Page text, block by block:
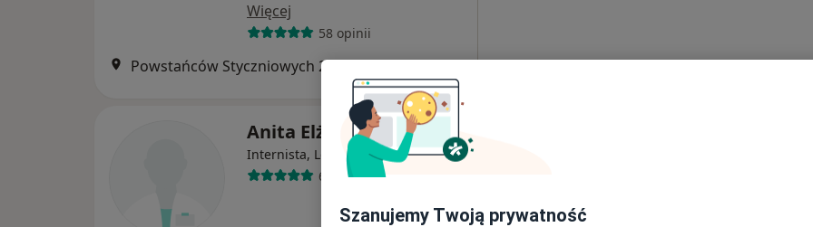
Więcej
58 opinii
Powstańców Styczniowych 2/98, Konin•Mapa
Anita Elżbieta Małas
Internista, Lekarz rodzinny
6 opinii
Umawianie online nie jest dostępne
Szanujemy Twoją prywatność